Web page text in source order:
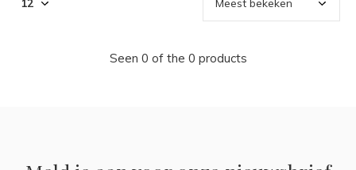
Seen 0 of the 0 products